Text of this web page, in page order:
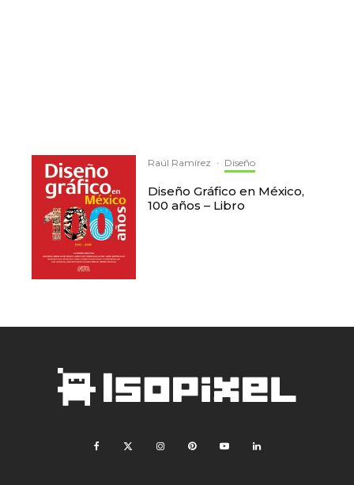
Raúl Ramírez · Diseño
Diseño Gráfico en México,
100 años – Libro